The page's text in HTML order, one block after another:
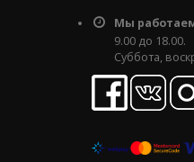
Мы
9.00 до 18.00.
Суббота,